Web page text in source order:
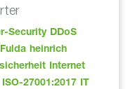
Security DDoS
Fulda heinrich
Internet
ISO-27001:2017 IT